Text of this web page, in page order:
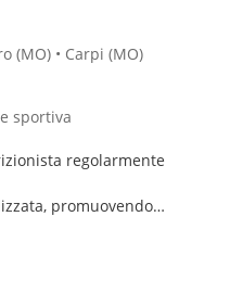
(MO) • Carpi (MO)
sportiva
regolarmente
promuovendo